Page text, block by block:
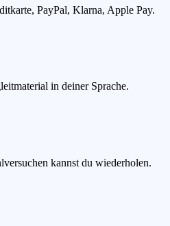
PayPal, Klarna, Apple Pay.
in deiner Sprache.
kannst du wiederholen.